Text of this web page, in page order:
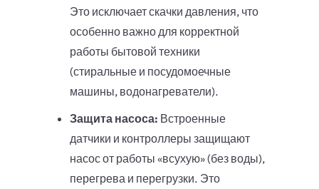
Это исключает скачки давления, что
особенно важно для корректной
работы бытовой техники
(стиральные и посудомоечные
машины, водонагреватели).
Защита насоса: Встроенные
датчики и контроллеры защищают
насос от работы «всухую» (без воды),
перегрева и перегрузки. Это